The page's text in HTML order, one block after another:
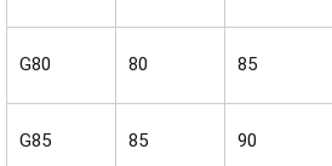
G80 80 85
G85 85 90